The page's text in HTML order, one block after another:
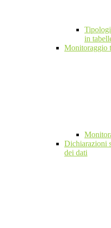
in
Monitoraggio
Dichiarazioni
dei dati